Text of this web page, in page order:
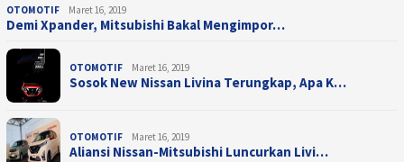
OTOMOTIF Maret 16, 2019
Demi Xpander, Mitsubishi Bakal Mengimpor…
OTOMOTIF Maret 16, 2019
Sosok New Nissan Livina Terungkap, Apa K…
OTOMOTIF Maret 16, 2019
Aliansi Nissan-Mitsubishi Luncurkan Livi…